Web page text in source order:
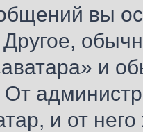
вы
и
От
и от